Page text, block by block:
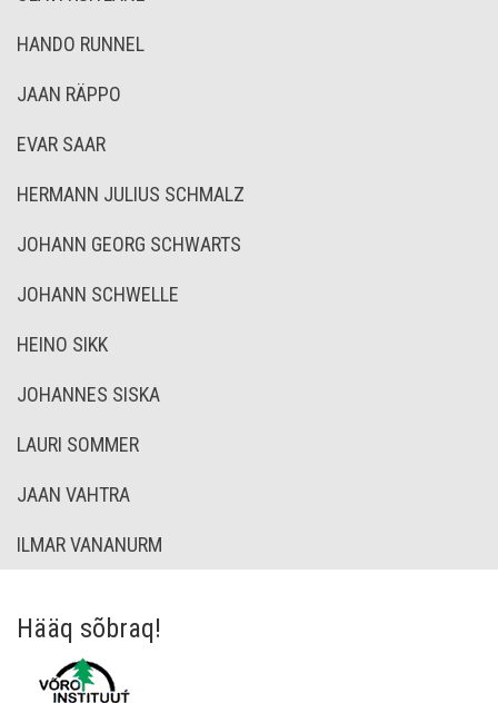
HANDO RUNNEL
JAAN RÄPPO
EVAR SAAR
HERMANN JULIUS SCHMALZ
JOHANN GEORG SCHWARTS
JOHANN SCHWELLE
HEINO SIKK
JOHANNES SISKA
LAURI SOMMER
JAAN VAHTRA
ILMAR VANANURM
Hääq sõbraq!